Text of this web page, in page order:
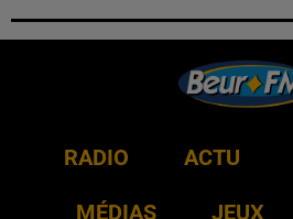
RADIO ACTU
MÉDIAS JEUX